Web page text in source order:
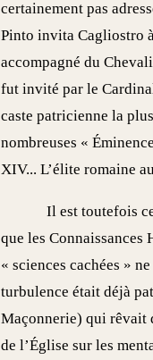
certainement pas
Pinto invita Cagliostro
accompagné du
fut invité par le
caste patricienne la
nombreuses «
XIV... L’élite romaine
Il est toutefois
que les Connaissances
« sciences cachées »
turbulence était déjà
Maçonnerie) qui rêvait
de l’Église sur les